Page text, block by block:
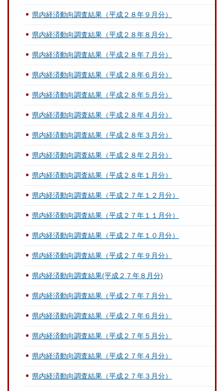
県内経済動向調査結果（平成２８年９月分）
県内経済動向調査結果（平成２８年８月分）
県内経済動向調査結果（平成２８年７月分）
県内経済動向調査結果（平成２８年６月分）
県内経済動向調査結果（平成２８年５月分）
県内経済動向調査結果（平成２８年４月分）
県内経済動向調査結果（平成２８年３月分）
県内経済動向調査結果（平成２８年２月分）
県内経済動向調査結果（平成２８年１月分）
県内経済動向調査結果（平成２７年１２月分）
県内経済動向調査結果（平成２７年１１月分）
県内経済動向調査結果（平成２７年１０月分）
県内経済動向調査結果（平成２７年９月分）
県内経済動向調査結果(平成２７年８月分)
県内経済動向調査結果（平成２７年７月分）
県内経済動向調査結果（平成２７年６月分）
県内経済動向調査結果（平成２７年５月分）
県内経済動向調査結果（平成２７年４月分）
県内経済動向調査結果（平成２７年３月分）